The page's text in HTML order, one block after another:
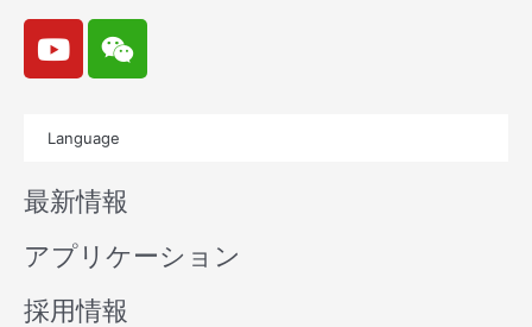
Y
o
u
b
e
W
e
i
n
Language
最新情報
アプリケーション
採用情報